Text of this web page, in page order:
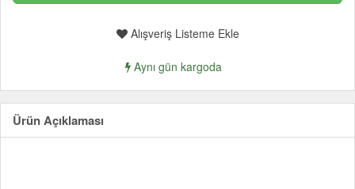
Alışveriş Listeme Ekle
Aynı gün kargoda
Ürün Açıklaması